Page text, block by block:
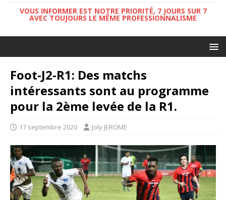
VOUS INFORMER EST NOTRE PRIORITÉ, 7 JOURS SUR 7
AVEC TOUJOURS LE MÊME PROFESSIONNALISME
Foot-J2-R1: Des matchs
intéressants sont au programme
pour la 2ème levée de la R1.
17 septembre 2020 Joly JEROME